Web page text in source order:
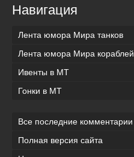
Навигация
Лента юмора Мира танков
Лента юмора Мира кораблей
Ивенты в МТ
Гонки в МТ
Все последние комментарии
Полная версия сайта